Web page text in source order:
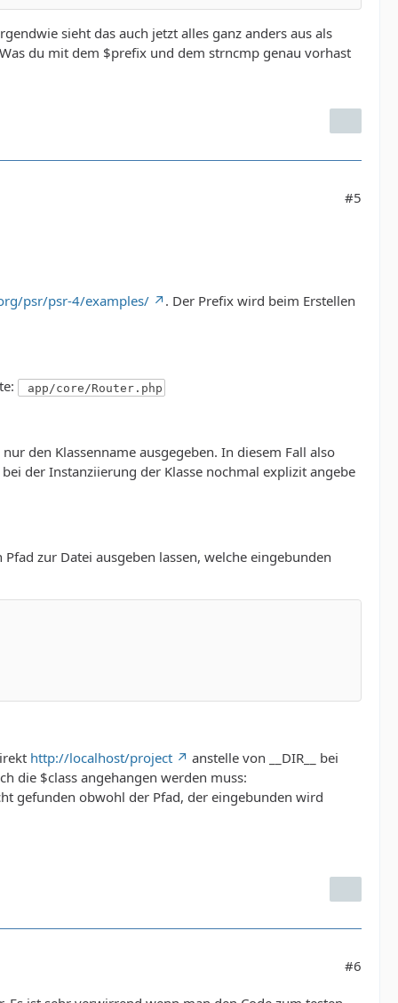
sieht das auch jetzt alles ganz anders aus als
du mit dem $prefix und dem strncmp genau vorhast
#5
psr/psr-4/examples/ . Der Prefix wird beim Erstellen
app/core/Router.php
den Klassenname ausgegeben. In diesem Fall also
der Instanziierung der Klasse nochmal explizit angebe
zur Datei ausgeben lassen, welche eingebunden
http://localhost/project
anstelle von __DIR__ bei
die $class angehangen werden muss:
gefunden obwohl der Pfad, der eingebunden wird
#6